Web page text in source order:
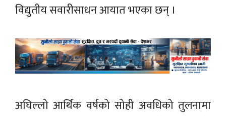
विद्युतीय सवारीसाधन आयात भएका छन् ।
अघिल्लो आर्थिक वर्षको सोही अवधिको तुलनामा